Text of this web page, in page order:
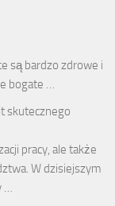
są bardzo zdrowe i
bogate …
skutecznego
pracy, ale także
W dzisiejszym
…